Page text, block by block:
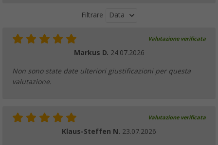
Filtrare Data
Valutazione verificata
Markus D. 24.07.2026
Non sono state date ulteriori giustificazioni per questa
valutazione.
Valutazione verificata
Klaus-Steffen N. 23.07.2026